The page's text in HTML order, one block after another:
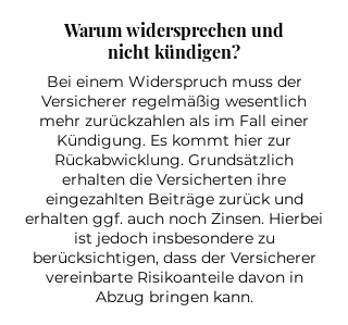
Warum widersprechen und
nicht kündigen?
Bei einem Widerspruch muss der
Versicherer regelmäßig wesentlich
mehr zurückzahlen als im Fall einer
Kündigung. Es kommt hier zur
Rückabwicklung. Grundsätzlich
erhalten die Versicherten ihre
eingezahlten Beiträge zurück und
erhalten ggf. auch noch Zinsen. Hierbei
ist jedoch insbesondere zu
berücksichtigen, dass der Versicherer
vereinbarte Risikoanteile davon in
Abzug bringen kann.